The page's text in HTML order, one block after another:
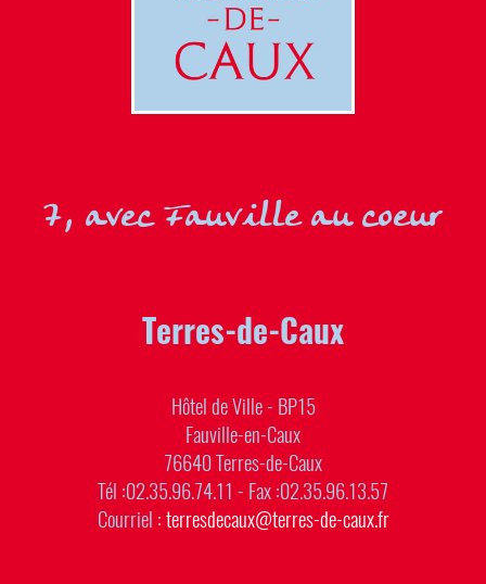
7, avec Fauville au coeur
Terres-de-Caux
Hôtel de Ville - BP15
Fauville-en-Caux
76640 Terres-de-Caux
Tél :02.35.96.74.11 - Fax :02.35.96.13.57
Courriel :terresdecaux@terres-de-caux.fr